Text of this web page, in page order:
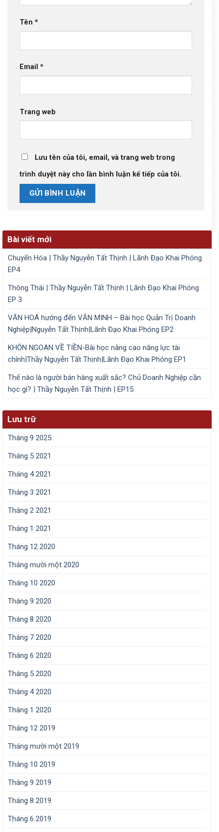
Tên *
Email *
Trang web
Lưu tên của tôi, email, và trang web trong
trình duyệt này cho lần bình luận kế tiếp của tôi.
Bài viết mới
Chuyển Hóa | Thầy Nguyễn Tất Thịnh | Lãnh Đạo Khai Phóng
EP4
Thông Thái | Thầy Nguyễn Tất Thịnh | Lãnh Đạo Khai Phóng
EP 3
VĂN HOÁ hướng đến VĂN MINH – Bài học Quản Trị Doanh
Nghiệp|Nguyễn Tất Thịnh|Lãnh Đạo Khai Phóng EP2
KHÔN NGOAN VỀ TIỀN-Bài học nâng cao năng lực tài
chính|Thầy Nguyễn Tất Thịnh|Lãnh Đạo Khai Phóng EP1
Thế nào là người bán hàng xuất sắc? Chủ Doanh Nghiệp cần
học gì? | Thầy Nguyễn Tất Thịnh | EP15
Lưu trữ
Tháng 9 2025
Tháng 5 2021
Tháng 4 2021
Tháng 3 2021
Tháng 2 2021
Tháng 1 2021
Tháng 12 2020
Tháng mười một 2020
Tháng 10 2020
Tháng 9 2020
Tháng 8 2020
Tháng 7 2020
Tháng 6 2020
Tháng 5 2020
Tháng 4 2020
Tháng 1 2020
Tháng 12 2019
Tháng mười một 2019
Tháng 10 2019
Tháng 9 2019
Tháng 8 2019
Tháng 6 2019